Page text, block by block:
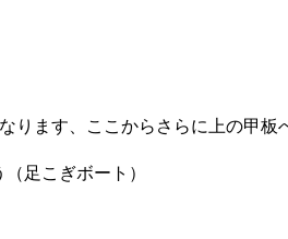
ります、ここからさらに上の甲板
足こぎボート）